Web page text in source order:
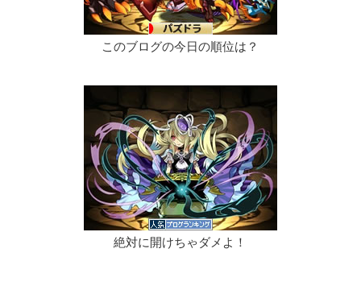
このブログの今日の順位は？
絶対に開けちゃダメよ！